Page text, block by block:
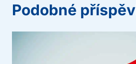
Podobné